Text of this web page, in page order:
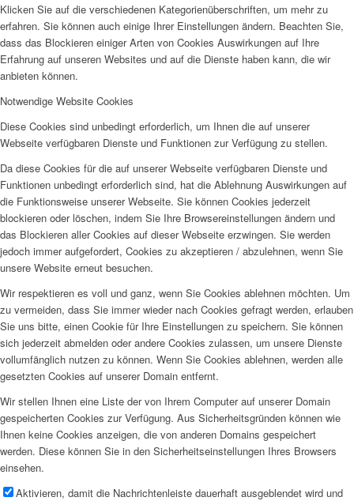
Klicken Sie auf die verschiedenen Kategorienüberschriften, um mehr zu
erfahren. Sie können auch einige Ihrer Einstellungen ändern. Beachten Sie,
dass das Blockieren einiger Arten von Cookies Auswirkungen auf Ihre
Erfahrung auf unseren Websites und auf die Dienste haben kann, die wir
anbieten können.
Notwendige Website Cookies
Diese Cookies sind unbedingt erforderlich, um Ihnen die auf unserer
Webseite verfügbaren Dienste und Funktionen zur Verfügung zu stellen.
Da diese Cookies für die auf unserer Webseite verfügbaren Dienste und
Funktionen unbedingt erforderlich sind, hat die Ablehnung Auswirkungen auf
die Funktionsweise unserer Webseite. Sie können Cookies jederzeit
blockieren oder löschen, indem Sie Ihre Browsereinstellungen ändern und
das Blockieren aller Cookies auf dieser Webseite erzwingen. Sie werden
jedoch immer aufgefordert, Cookies zu akzeptieren / abzulehnen, wenn Sie
unsere Website erneut besuchen.
Wir respektieren es voll und ganz, wenn Sie Cookies ablehnen möchten. Um
zu vermeiden, dass Sie immer wieder nach Cookies gefragt werden, erlauben
Sie uns bitte, einen Cookie für Ihre Einstellungen zu speichern. Sie können
sich jederzeit abmelden oder andere Cookies zulassen, um unsere Dienste
vollumfänglich nutzen zu können. Wenn Sie Cookies ablehnen, werden alle
gesetzten Cookies auf unserer Domain entfernt.
Wir stellen Ihnen eine Liste der von Ihrem Computer auf unserer Domain
gespeicherten Cookies zur Verfügung. Aus Sicherheitsgründen können wie
Ihnen keine Cookies anzeigen, die von anderen Domains gespeichert
werden. Diese können Sie in den Sicherheitseinstellungen Ihres Browsers
einsehen.
Aktivieren, damit die Nachrichtenleiste dauerhaft ausgeblendet wird und